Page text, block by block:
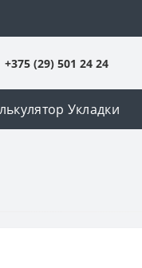
+375 (29) 501 24 24
Укладки